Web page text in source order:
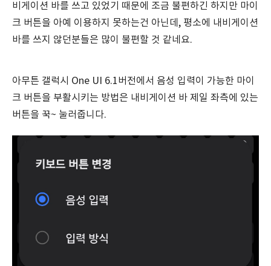
비게이션 바를 쓰고 있었기 때문에 조금 불편하긴 하지만 마이
크 버튼을 아예 이용하지 못하는건 아닌데, 평소에 내비게이션
바를 쓰지 않던분들은 많이 불편할 것 같네요.
아무튼 갤럭시 One UI 6.1버전에서 음성 입력이 가능한 마이
크 버튼을 부활시키는 방법은 내비게이션 바 제일 좌측에 있는
버튼을 꾹~ 눌러줍니다.